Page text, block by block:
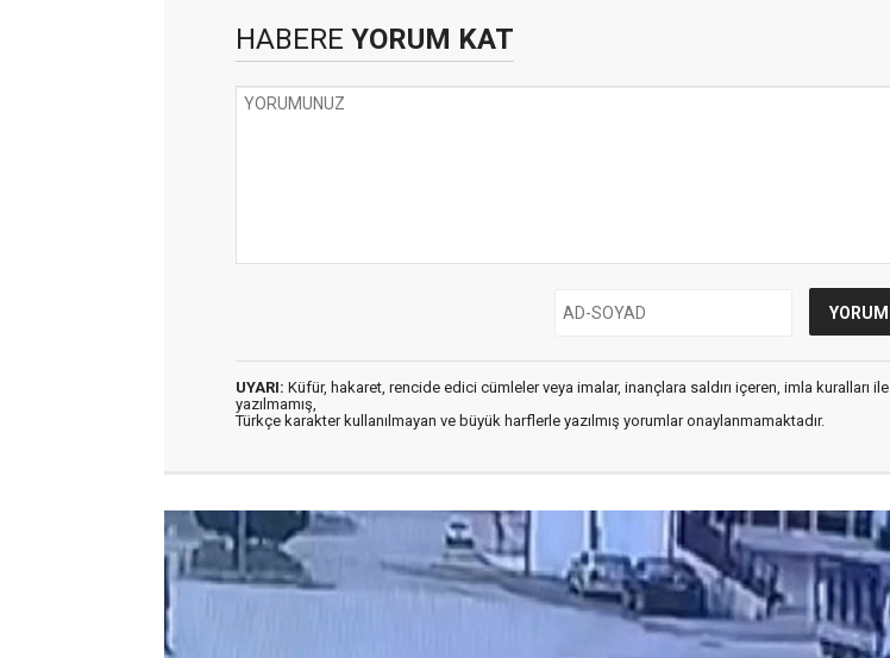
HABERE YORUM KAT
UYARI: Küfür, hakaret, rencide edici cümleler veya imalar, inançlara saldırı içeren, imla kuralları ile
yazılmamış,
Türkçe karakter kullanılmayan ve büyük harflerle yazılmış yorumlar onaylanmamaktadır.